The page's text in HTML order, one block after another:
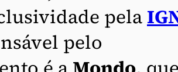
pela
pelo